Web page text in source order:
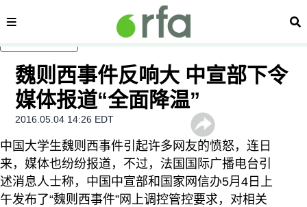
内容分类 搜
魏则西事件反响大 中宣部下令
媒体报道“全面降温”
2016.05.04 14:26 EDT
中国大学生魏则西事件引起许多网友的愤怒，连日
来，媒体也纷纷报道，不过，法国国际广播电台引
述消息人士称，中国中宣部和国家网信办5月4日上
午发布了“魏则西事件”网上调控管控要求，对相关